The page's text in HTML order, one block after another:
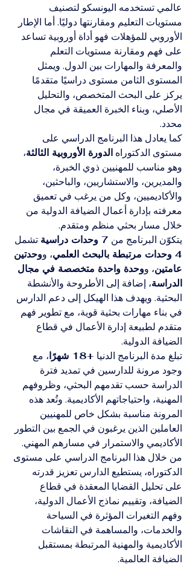
عالمي تستخدمه اليونسكو لتصنيف
مستويات التعليم ومقارنتها دوليًا. أما الإطار
الأوروبي للمؤهلات فهو أداة أوروبية تساعد
على فهم ومقارنة مستويات التعلم
والمعرفة والمهارات بين الدول. ويمثل
المستوى الثامن مستوى دراسيًا متقدمًا
يركز على البحث المتخصص، والتحليل
الأصلي، وبناء الخبرة العميقة في مجال
محدد.
كما يعادل هذا البرنامج الدراسي على
مستوى الدكتوراه الدورة الأوروبية الثالثة،
وهو مناسب للمهنيين ذوي الخبرة،
والمديرين، والاستشاريين، والباحثين،
والأكاديميين، وكل من يرغب في تعميق
معرفته بإدارة أعمال الضيافة الدولية من
خلال مسار بحثي منظم ومتقدم.
يتكوّن البرنامج من 7 وحدات دراسية
تشمل
4 وحدات مرتبطة بالبحث العلمي
، ووحدتين
عامتين، ووحدة واحدة متخصصة في مجال
الدراسة، إضافة إلى الأطروحة والأنشطة
البحثية. ويهدف هذا الهيكل إلى دعم الدارس
في بناء مهارات بحثية قوية، مع تطوير فهم
متقدم لطبيعة إدارة الأعمال في قطاع
الضيافة الدولية.
تبلغ مدة البرنامج الدنيا +18 شهرًا
، مع
وجود مرونة للدارسين في تمديد فترة
الدراسة حسب تقدمهم البحثي، وظروفهم
المهنية، واحتياجاتهم الأكاديمية. وتُعد هذه
المرونة مناسبة بشكل خاص للمهنيين
العاملين الذين يرغبون في الجمع بين التطور
الأكاديمي والاستمرار في مسارهم المهني.
من خلال هذا البرنامج الدراسي على مستوى
الدكتوراه، يستطيع الدارس تعزيز قدرته
على تحليل القضايا المعقدة في قطاع
الضيافة، وتقييم نماذج الأعمال الدولية،
وفهم التغيرات المؤثرة في السياحة
والخدمات، والمساهمة في النقاشات
الأكاديمية والمهنية المرتبطة بمستقبل
الضيافة العالمية.